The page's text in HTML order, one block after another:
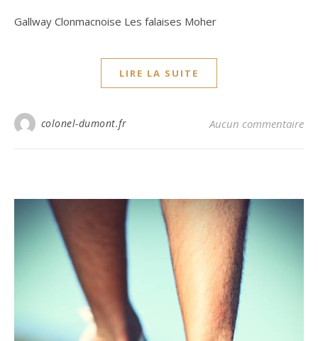
Gallway Clonmacnoise Les falaises Moher
LIRE LA SUITE
colonel-dumont.fr Aucun commentaire